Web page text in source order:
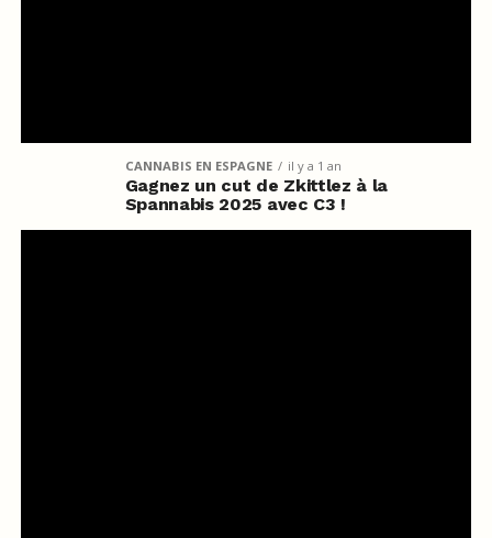
CANNABIS EN ESPAGNE il y a 1 an
Gagnez un cut de Zkittlez à la
Spannabis 2025 avec C3 !